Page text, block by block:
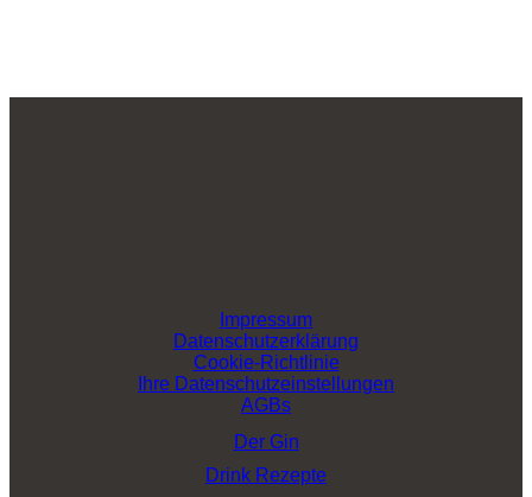
Impressum
Datenschutzerklärung
Cookie-Richtlinie
Ihre Datenschutzeinstellungen
AGBs
Der Gin
Drink Rezepte